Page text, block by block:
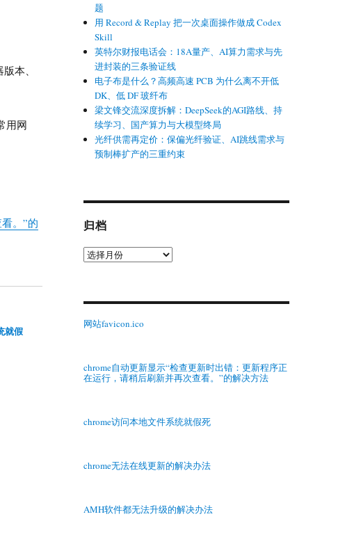
本、
用网
。”的
就假
题
用 Record & Replay 把一次桌面操作做成 Codex
Skill
英特尔财报电话会：18A量产、AI算力需求与先
进封装的三条验证线
电子布是什么？高频高速 PCB 为什么离不开低
DK、低 DF 玻纤布
梁文锋交流深度拆解：DeepSeek的AGI路线、持
续学习、国产算力与大模型终局
光纤供需再定价：保偏光纤验证、AI跳线需求与
预制棒扩产的三重约束
归档
归
网站favicon.ico
chrome自动更新显示“检查更新时出错：更新程序正
在运行，请稍后刷新并再次查看。”的解决方法
chrome访问本地文件系统就假死
chrome无法在线更新的解决办法
AMH软件都无法升级的解决办法